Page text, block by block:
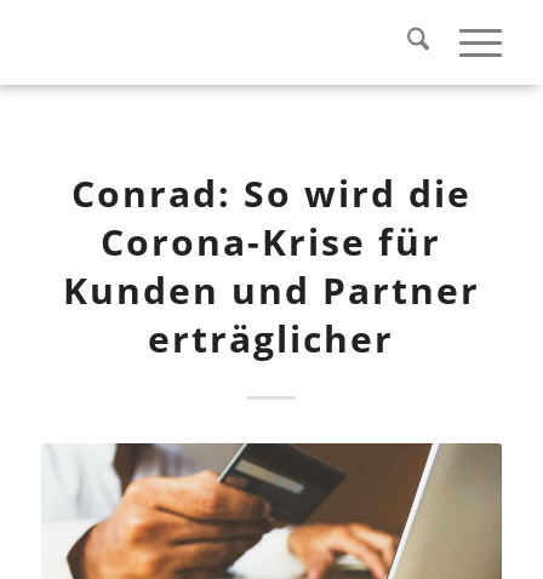
Conrad: So wird die
Corona-Krise für
Kunden und Partner
erträglicher